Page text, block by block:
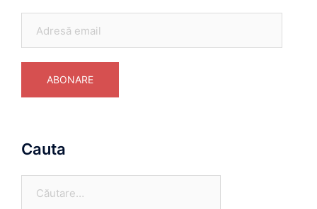
email
ABONARE
Cauta
după: